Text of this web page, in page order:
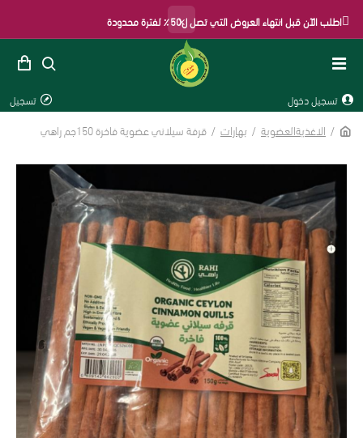
اطلب الآن قبل انتهاء العروض التي تصل ل50٪ لفترة محدودة ×
تسجيل دخول تسجيل
الاغذيةالعضوية بهارات قرفة سيلاني عضوية فاخرة 150جم راهي